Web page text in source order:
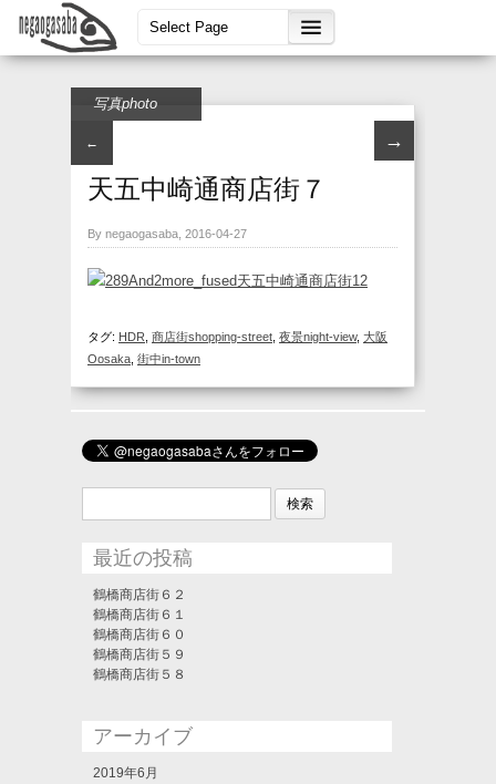
写真photo
← →
天五中崎通商店街７
By negaogasaba, 2016-04-27
タグ: HDR 商店街shopping-street 夜景night-view, 大阪
Oosaka 街中in-town
検
最近の投稿
鶴橋商店街６２
鶴橋商店街６１
鶴橋商店街６０
鶴橋商店街５９
鶴橋商店街５８
アーカイブ
2019年6月